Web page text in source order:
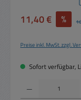
Verkaufspreis:
11,40 € %
Preise inkl. MwSt. zzgl.
Sofort verfügbar,
Produkt Anzahl: Gib